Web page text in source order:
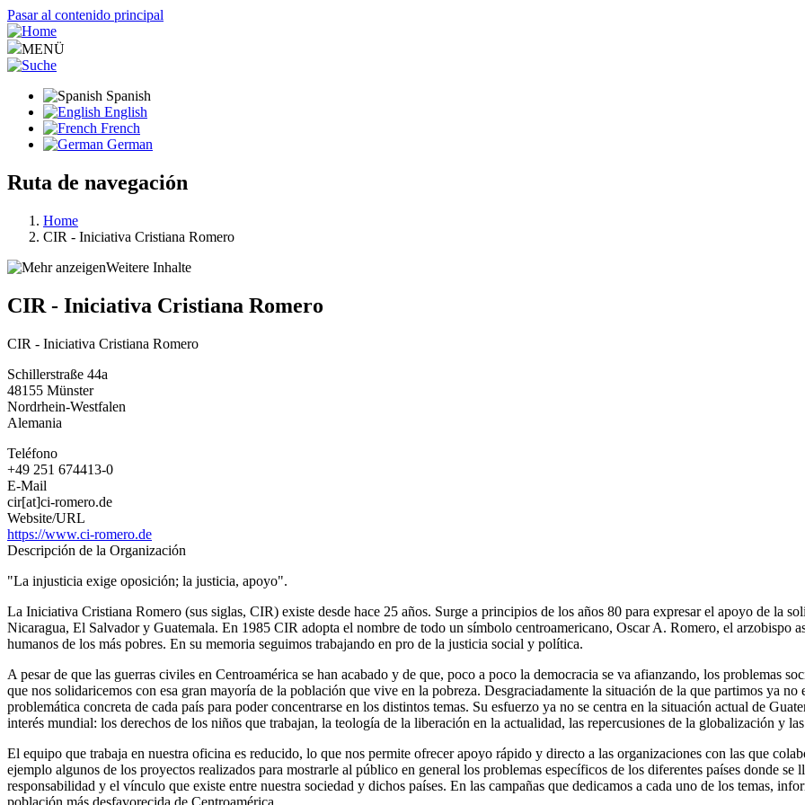
Pasar al contenido principal
MENÜ
Spanish
English
French
German
Ruta de navegación
Home
CIR - Iniciativa Cristiana Romero
Weitere Inhalte
CIR - Iniciativa Cristiana Romero
CIR - Iniciativa Cristiana Romero
Schillerstraße 44a
48155 Münster
Nordrhein-Westfalen
Alemania
Teléfono
+49 251 674413-0
E-Mail
cir[at]ci-romero.de
Website/URL
https://www.ci-romero.de
Descripción de la Organización
"La injusticia exige oposición; la justicia, apoyo".
La Iniciativa Cristiana Romero (sus siglas, CIR) existe desde hace 25 años. Surge a principios de los años 80 para expresar el apoyo de la
Nicaragua, El Salvador y Guatemala. En 1985 CIR adopta el nombre de todo un símbolo centroamericano, Oscar A. Romero, el arzobispo
humanos de los más pobres. En su memoria seguimos trabajando en pro de la justicia social y política.
A pesar de que las guerras civiles en Centroamérica se han acabado y de que, poco a poco la democracia se va afianzando, los problemas
que nos solidaricemos con esa gran mayoría de la población que vive en la pobreza. Desgraciadamente la situación de la que partimos ya
problemática concreta de cada país para poder concentrarse en los distintos temas. Su esfuerzo ya no se centra en la situación actual de
interés mundial: los derechos de los niños que trabajan, la teología de la liberación en la actualidad, las repercusiones de la globalización y
El equipo que trabaja en nuestra oficina es reducido, lo que nos permite ofrecer apoyo rápido y directo a las organizaciones con las que
ejemplo algunos de los proyectos realizados para mostrarle al público en general los problemas específicos de los diferentes países donde se
responsabilidad y el vínculo que existe entre nuestra sociedad y dichos países. En las campañas que dedicamos a cada uno de los temas,
población más desfavorecida de Centroamérica.